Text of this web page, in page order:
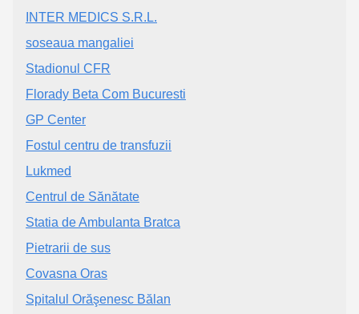
INTER MEDICS S.R.L.
soseaua mangaliei
Stadionul CFR
Florady Beta Com Bucuresti
GP Center
Fostul centru de transfuzii
Lukmed
Centrul de Sănătate
Statia de Ambulanta Bratca
Pietrarii de sus
Covasna Oras
Spitalul Orăşenesc Bălan